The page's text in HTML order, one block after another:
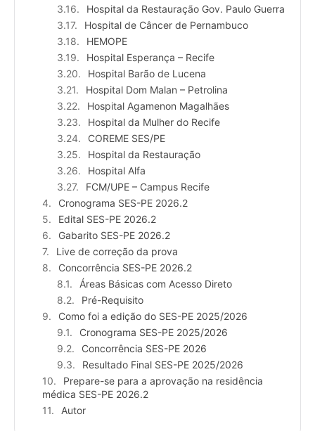
Hospital da Restauração Gov. Paulo Guerra
Hospital de Câncer de Pernambuco
HEMOPE
Hospital Esperança – Recife
Hospital Barão de Lucena
Hospital Dom Malan – Petrolina
Hospital Agamenon Magalhães
Hospital da Mulher do Recife
COREME SES/PE
Hospital da Restauração
Hospital Alfa
FCM/UPE – Campus Recife
Cronograma SES-PE 2026.2
Edital SES-PE 2026.2
Gabarito SES-PE 2026.2
Live de correção da prova
Concorrência SES-PE 2026.2
Áreas Básicas com Acesso Direto
Pré-Requisito
Como foi a edição do SES-PE 2025/2026
Cronograma SES-PE 2025/2026
Concorrência SES-PE 2026
Resultado Final SES-PE 2025/2026
Prepare-se para a aprovação na residência
médica SES-PE 2026.2
Autor